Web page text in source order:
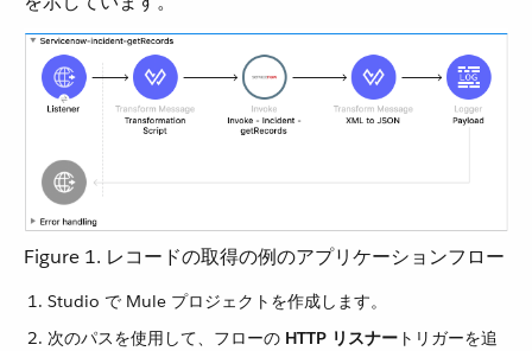
Figure 1. レコードの取得の例のアプリケーションフロー
Studio で Mule プロジェクトを作成します。
次のパスを使用して、フローの ​ HTTP リスナー ​トリガーを追